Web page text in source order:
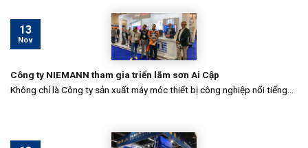
Công ty NIEMANN tham gia triển lãm sơn Ai Cập
Không chỉ là Công ty sản xuất máy móc thiết bị công nghiệp nổi tiếng...
13
Nov